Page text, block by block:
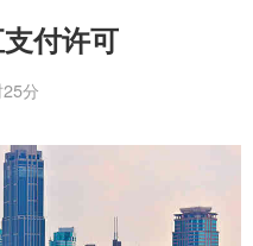
付许可
分